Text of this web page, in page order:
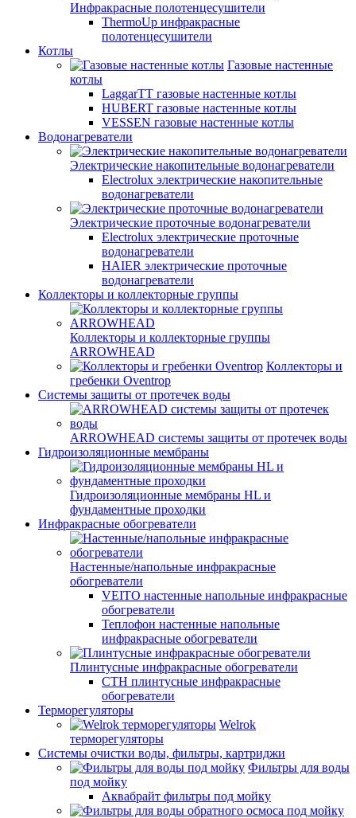
Инфракрасные полотенцесушители
ThermoUp инфракрасные
полотенцесушители
Котлы
Газовые настенные
котлы
LaggarTT газовые настенные котлы
HUBERT газовые настенные котлы
VESSEN газовые настенные котлы
Водонагреватели
Электрические накопительные водонагреватели
Electrolux электрические накопительные
водонагреватели
Электрические проточные водонагреватели
Electrolux электрические проточные
водонагреватели
HAIER электрические проточные
водонагреватели
Коллекторы и коллекторные группы
Коллекторы и коллекторные группы
ARROWHEAD
Коллекторы и
гребенки Oventrop
Системы защиты от протечек воды
ARROWHEAD системы защиты от протечек воды
Гидроизоляционные мембраны
Гидроизоляционные мембраны HL и
фундаментные проходки
Инфракрасные обогреватели
Настенные/напольные инфракрасные
обогреватели
VEITO настенные напольные инфракрасные
обогреватели
Теплофон настенные напольные
инфракрасные обогреватели
Плинтусные инфракрасные обогреватели
СТН плинтусные инфракрасные
обогреватели
Терморегуляторы
Welrok
терморегуляторы
Системы очистки воды, фильтры, картриджи
Фильтры для воды
под мойку
Аквабрайт фильтры под мойку